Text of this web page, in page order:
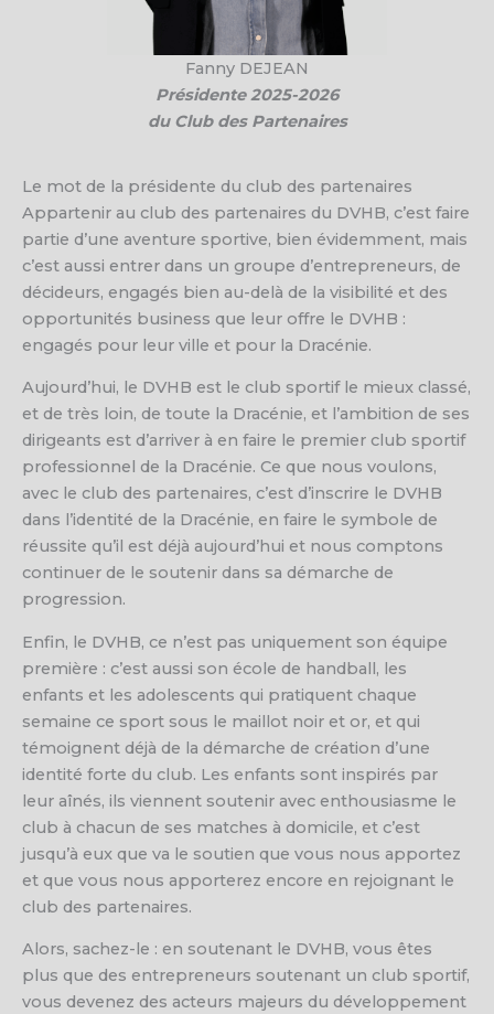
Fanny DEJEAN
Présidente 2025-2026
du Club des Partenaires
Le mot de la présidente du club des partenaires
Appartenir au club des partenaires du DVHB, c’est faire
partie d’une aventure sportive, bien évidemment, mais
c’est aussi entrer dans un groupe d’entrepreneurs, de
décideurs, engagés bien au-delà de la visibilité et des
opportunités business que leur offre le DVHB :
engagés pour leur ville et pour la Dracénie.
Aujourd’hui, le DVHB est le club sportif le mieux classé,
et de très loin, de toute la Dracénie, et l’ambition de ses
dirigeants est d’arriver à en faire le premier club sportif
professionnel de la Dracénie. Ce que nous voulons,
avec le club des partenaires, c’est d’inscrire le DVHB
dans l’identité de la Dracénie, en faire le symbole de
réussite qu’il est déjà aujourd’hui et nous comptons
continuer de le soutenir dans sa démarche de
progression.
Enfin, le DVHB, ce n’est pas uniquement son équipe
première : c’est aussi son école de handball, les
enfants et les adolescents qui pratiquent chaque
semaine ce sport sous le maillot noir et or, et qui
témoignent déjà de la démarche de création d’une
identité forte du club. Les enfants sont inspirés par
leur aînés, ils viennent soutenir avec enthousiasme le
club à chacun de ses matches à domicile, et c’est
jusqu’à eux que va le soutien que vous nous apportez
et que vous nous apporterez encore en rejoignant le
club des partenaires.
Alors, sachez-le : en soutenant le DVHB, vous êtes
plus que des entrepreneurs soutenant un club sportif,
vous devenez des acteurs majeurs du développement